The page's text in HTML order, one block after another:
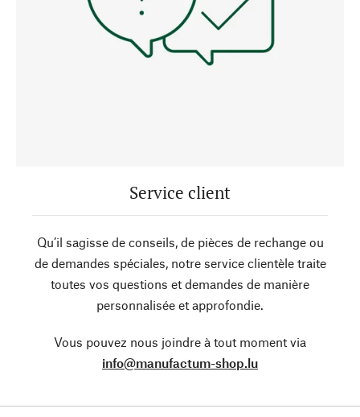
Service client
Qu’il sagisse de conseils, de pièces de rechange ou
de demandes spéciales, notre service clientèle traite
toutes vos questions et demandes de manière
personnalisée et approfondie.
Vous pouvez nous joindre à tout moment via
info@manufactum-shop.lu